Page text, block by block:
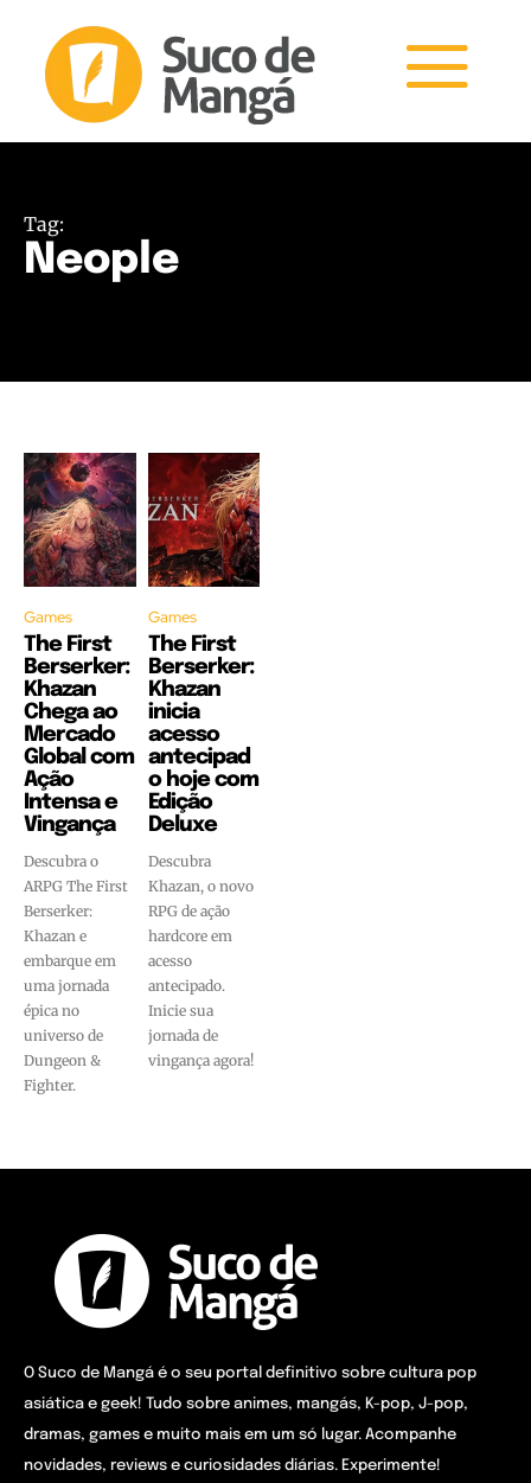
Tag:
Neople
Games
The First
Berserker:
Khazan
Chega ao
Mercado
Global com
Ação
Intensa e
Vingança
Descubra o
ARPG The First
Berserker:
Khazan e
embarque em
uma jornada
épica no
universo de
Dungeon &
Fighter.
Games
The First
Berserker:
Khazan
inicia
acesso
antecipad
o hoje com
Edição
Deluxe
Descubra
Khazan, o novo
RPG de ação
hardcore em
acesso
antecipado.
Inicie sua
jornada de
vingança agora!
O Suco de Mangá é o seu portal definitivo sobre cultura pop
asiática e geek! Tudo sobre animes, mangás, K-pop, J-pop,
dramas, games e muito mais em um só lugar. Acompanhe
novidades, reviews e curiosidades diárias. Experimente!